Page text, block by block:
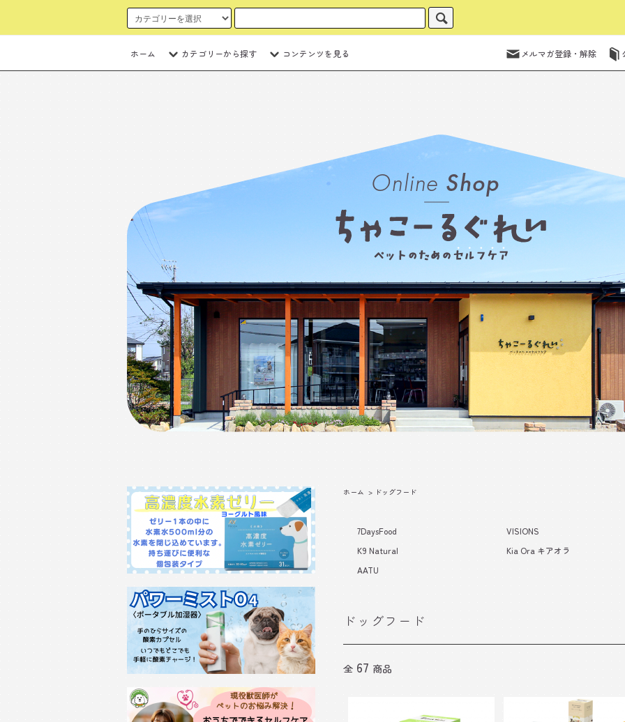
ホーム カテゴリーから探す コンテンツを見る メルマガ登録・解除
ホーム > ドッグフード
7DaysFood VISIONS
K9 Natural
Kia Ora キアオラ
AATU
ドッグフード
全 67 商品